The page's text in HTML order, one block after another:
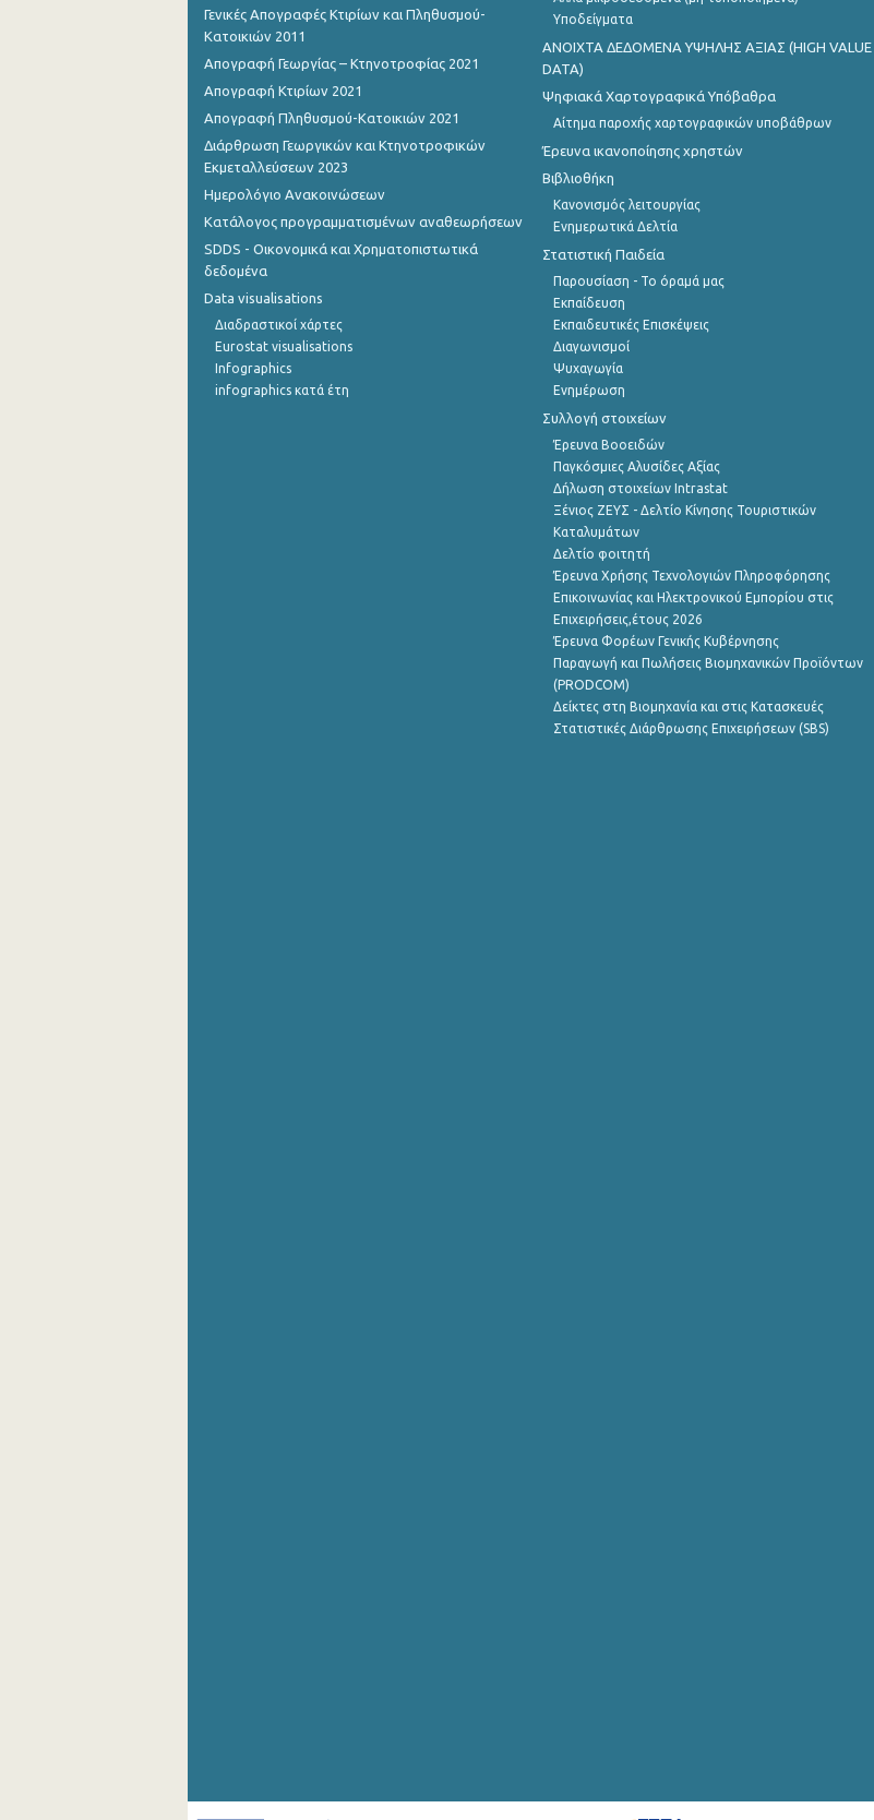
Γενικές Απογραφές Κτιρίων και Πληθυσμού-
Κατοικιών 2011
Απογραφή Γεωργίας – Κτηνοτροφίας 2021
Απογραφή Κτιρίων 2021
Απογραφή Πληθυσμού-Κατοικιών 2021
Διάρθρωση Γεωργικών και Κτηνοτροφικών
Εκμεταλλεύσεων 2023
Ημερολόγιο Ανακοινώσεων
Κατάλογος προγραμματισμένων αναθεωρήσεων
SDDS - Οικονομικά και Χρηματοπιστωτικά
δεδομένα
Data visualisations
Διαδραστικοί χάρτες
Eurostat visualisations
Infographics
infographics κατά έτη
Υποδείγματα
ANOIXTA ΔΕΔΟΜΕΝΑ ΥΨΗΛΗΣ ΑΞΙΑΣ (HIGH VALUE
DATA)
Ψηφιακά Χαρτογραφικά Υπόβαθρα
Αίτημα παροχής χαρτογραφικών υποβάθρων
Έρευνα ικανοποίησης χρηστών
Βιβλιοθήκη
Κανονισμός λειτουργίας
Ενημερωτικά Δελτία
Στατιστική Παιδεία
Παρουσίαση - Το όραμά μας
Εκπαίδευση
Εκπαιδευτικές Επισκέψεις
Διαγωνισμοί
Ψυχαγωγία
Ενημέρωση
Συλλογή στοιχείων
Έρευνα Βοοειδών
Παγκόσμιες Αλυσίδες Αξίας
Δήλωση στοιχείων Intrastat
Ξένιος ΖΕΥΣ - Δελτίο Κίνησης Τουριστικών
Καταλυμάτων
Δελτίο φοιτητή
Έρευνα Χρήσης Τεχνολογιών Πληροφόρησης
Επικοινωνίας και Ηλεκτρονικού Εμπορίου στις
Επιχειρήσεις,έτους 2026
Έρευνα Φορέων Γενικής Κυβέρνησης
Παραγωγή και Πωλήσεις Βιομηχανικών Προϊόντων
(PRODCOM)
Δείκτες στη Βιομηχανία και στις Κατασκευές
Στατιστικές Διάρθρωσης Επιχειρήσεων (SBS)